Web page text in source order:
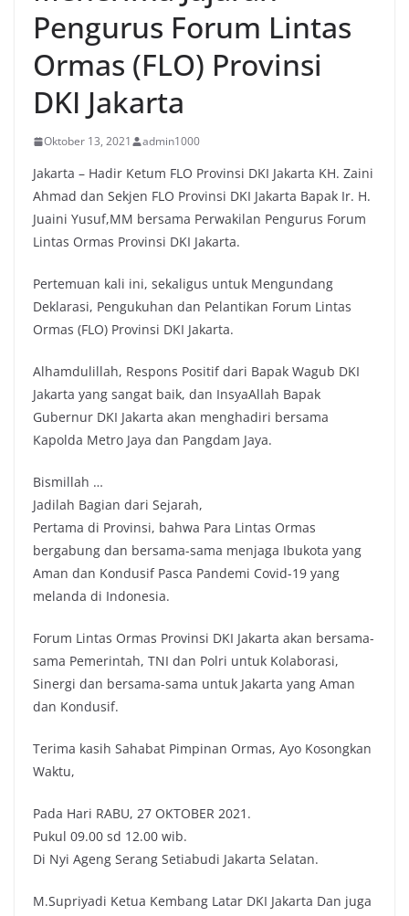
Pengurus Forum Lintas
Ormas (FLO) Provinsi
DKI Jakarta
Oktober 13, 2021 admin1000
Jakarta – Hadir Ketum FLO Provinsi DKI Jakarta KH. Zaini
Ahmad dan Sekjen FLO Provinsi DKI Jakarta Bapak Ir. H.
Juaini Yusuf,MM bersama Perwakilan Pengurus Forum
Lintas Ormas Provinsi DKI Jakarta.
Pertemuan kali ini, sekaligus untuk Mengundang
Deklarasi, Pengukuhan dan Pelantikan Forum Lintas
Ormas (FLO) Provinsi DKI Jakarta.
Alhamdulillah, Respons Positif dari Bapak Wagub DKI
Jakarta yang sangat baik, dan InsyaAllah Bapak
Gubernur DKI Jakarta akan menghadiri bersama
Kapolda Metro Jaya dan Pangdam Jaya.
Bismillah …
Jadilah Bagian dari Sejarah,
Pertama di Provinsi, bahwa Para Lintas Ormas
bergabung dan bersama-sama menjaga Ibukota yang
Aman dan Kondusif Pasca Pandemi Covid-19 yang
melanda di Indonesia.
Forum Lintas Ormas Provinsi DKI Jakarta akan bersama-
sama Pemerintah, TNI dan Polri untuk Kolaborasi,
Sinergi dan bersama-sama untuk Jakarta yang Aman
dan Kondusif.
Terima kasih Sahabat Pimpinan Ormas, Ayo Kosongkan
Waktu,
Pada Hari RABU, 27 OKTOBER 2021.
Pukul 09.00 sd 12.00 wib.
Di Nyi Ageng Serang Setiabudi Jakarta Selatan.
M.Supriyadi Ketua Kembang Latar DKI Jakarta Dan juga